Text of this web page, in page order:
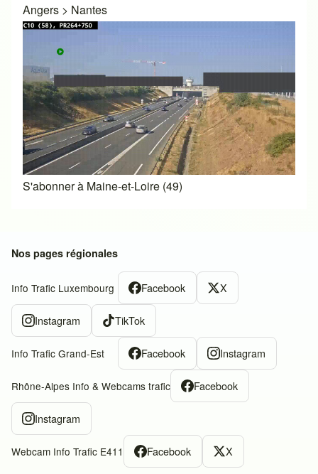
Angers > Nantes
S'abonner à Maine-et-Loire (49)
Nos pages régionales
Info Trafic Luxembourg Facebook X
Instagram TikTok
Info Trafic Grand-Est Facebook Instagram
Rhône-Alpes Info & Webcams trafic Facebook
Instagram
Webcam Info Trafic E411 Facebook X